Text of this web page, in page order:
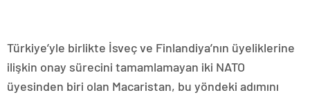
Türkiye’yle birlikte İsveç ve Finlandiya’nın üyeliklerine
ilişkin onay sürecini tamamlamayan iki NATO
üyesinden biri olan Macaristan, bu yöndeki adımını